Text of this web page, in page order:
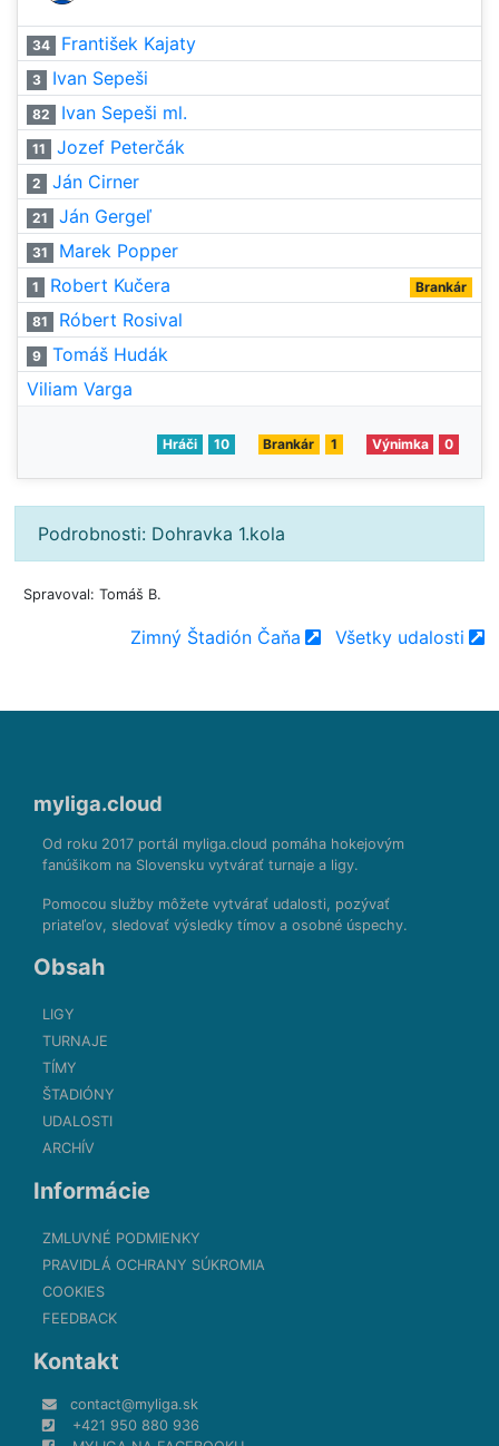
34 František Kajaty
3 Ivan Sepeši
82 Ivan Sepeši ml.
11 Jozef Peterčák
2 Ján Cirner
21 Ján Gergeľ
31 Marek Popper
1 Robert Kučera Brankár
81 Róbert Rosival
9
Tomáš Hudák
Viliam Varga
Hráči 10 Brankár 1 Výnimka 0
Podrobnosti: Dohravka 1.kola
Spravoval: Tomáš B.
Zimný Štadión Čaňa Všetky udalosti
myliga.cloud
Od roku 2017 portál myliga.cloud pomáha hokejovým
fanúšikom na Slovensku vytvárať turnaje a ligy.
Pomocou služby môžete vytvárať udalosti, pozývať
priateľov, sledovať výsledky tímov a osobné úspechy.
Obsah
LIGY
TURNAJE
TÍMY
ŠTADIÓNY
UDALOSTI
ARCHÍV
Informácie
ZMLUVNÉ PODMIENKY
PRAVIDLÁ OCHRANY SÚKROMIA
COOKIES
FEEDBACK
Kontakt
contact@myliga.sk
+421 950 880 936